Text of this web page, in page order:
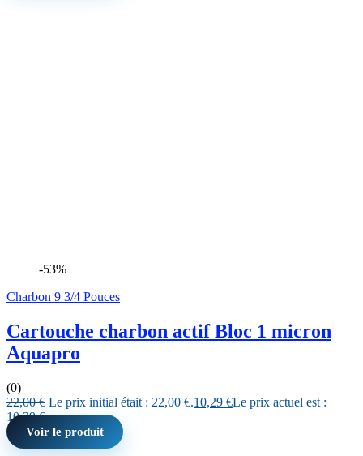
-53%
Charbon 9 3/4 Pouces
Cartouche charbon actif Bloc 1 micron
Aquapro
(0)
22,00€ Le prix initial était : 22,00 €.10,29 €Le prix actuel est :
10,29 €.
Voir le produit